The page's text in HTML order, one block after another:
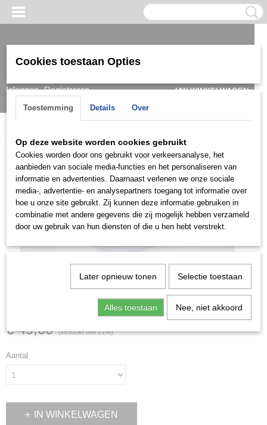
Inloggen Registreren
UW WINKELWAGEN
Home > Armband > Dames Zilver > ZAD0416
€ 49,00 (inclusief btw 21%)
Aantal
IN WINKELWAGEN
Cookies toestaan Opties
Toestemming Details Over
Op deze website worden cookies gebruikt
Cookies worden door ons gebruikt voor verkeersanalyse, het
aanbieden van sociale media-functies en het personaliseren van
informatie en advertenties. Daarnaast verlenen we onze sociale
media-, advertentie- en analysepartners toegang tot informatie over
hoe u onze site gebruikt. Zij kunnen deze informatie gebruiken in
combinatie met andere gegevens die zij mogelijk hebben verzameld
door uw gebruik van hun diensten of die u hen hebt verstrekt.
Later opnieuw tonen Selectie toestaan
Alles toestaan Nee, niet akkoord